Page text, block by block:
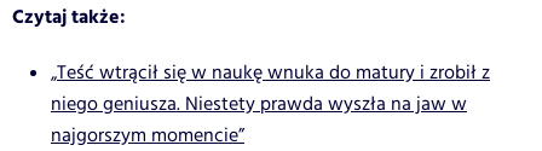
Czytaj także:
„Teść wtrącił się w naukę wnuka do matury i zrobił z
niego geniusza. Niestety prawda wyszła na jaw w
najgorszym momencie”